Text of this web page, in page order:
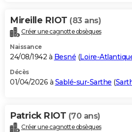
Mireille RIOT (83 ans)
Créer une cagnotte obsèques
Naissance
24/08/1942 à Besné (Loire-
Décès
01/04/2026 à Sablé-sur-Sarthe (
Patrick RIOT (70 ans)
Créer une cagnotte obsèques